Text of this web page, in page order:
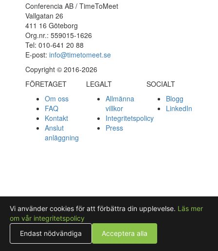
Conferencia AB / TimeToMeet
Vallgatan 26
411 16 Göteborg
Org.nr.: 559015-1626
Tel: 010-641 20 88
E-post:info@timetomeet.se
Copyright © 2016-2026
FÖRETAGET
Om oss
FAQ
Kontakt
Anslut
anläggning
LEGALT
Allmänna
villkor
Integritetspolicy
Press
SOCIALT
Blogg
LinkedIn
Vi använder cookies för att förbättra din upplevelse. Läs mer
om vår integritetspolicy
Endast nödvändiga
Acceptera alla